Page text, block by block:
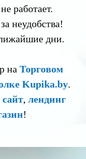
работает.
неудобства!
дни.
на Торговом
Kupika.by.
, лендинг
!